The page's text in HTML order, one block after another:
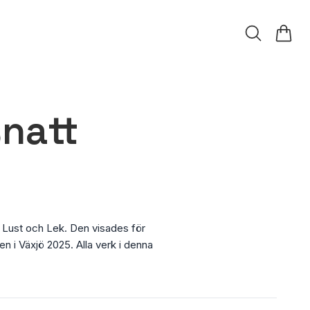
och Lek. Den visades för
i Växjö 2025. Alla verk i denna